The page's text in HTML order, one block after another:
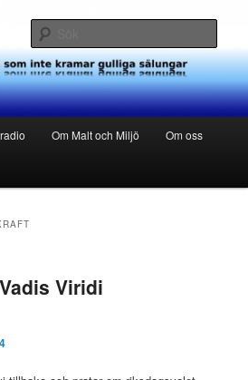
Om Malt och Miljö Om oss
Viridi